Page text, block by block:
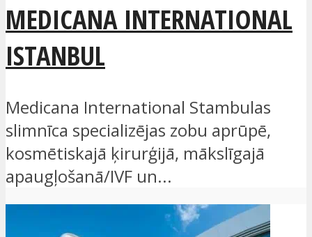
MEDICANA INTERNATIONAL
ISTANBUL
Medicana International Stambulas
slimnīca specializējas zobu aprūpē,
kosmētiskajā ķirurģijā, mākslīgajā
apaugļošanā/IVF un...